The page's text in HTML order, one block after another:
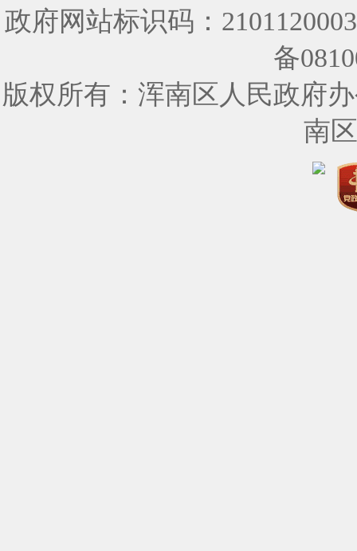
政府网站标识码：
备
版权所有：浑南区人民政府
南